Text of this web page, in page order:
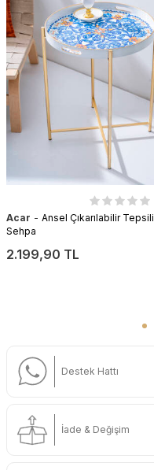
Acar - Ansel Çıkarılabilir Tepsili
Sehpa
2.199,90 TL
Destek Hattı
İade & Değişim